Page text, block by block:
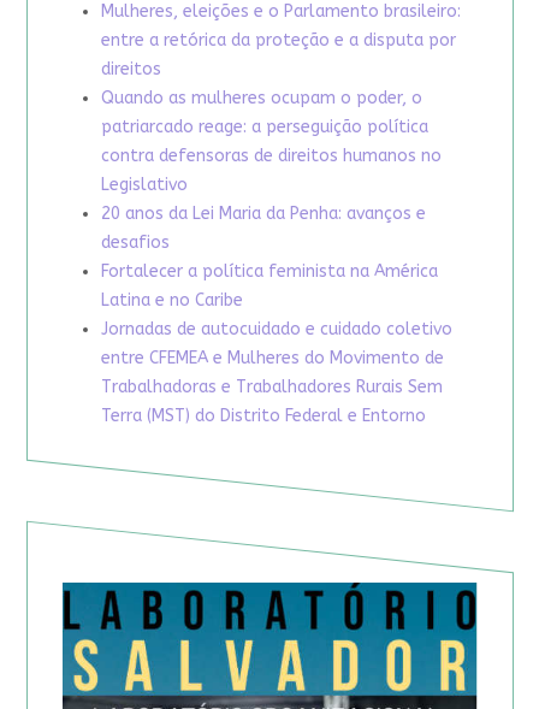
Mulheres, eleições e o Parlamento brasileiro:
entre a retórica da proteção e a disputa por
direitos
Quando as mulheres ocupam o poder, o
patriarcado reage: a perseguição política
contra defensoras de direitos humanos no
Legislativo
20 anos da Lei Maria da Penha: avanços e
desafios
Fortalecer a política feminista na América
Latina e no Caribe
Jornadas de autocuidado e cuidado coletivo
entre CFEMEA e Mulheres do Movimento de
Trabalhadoras e Trabalhadores Rurais Sem
Terra (MST) do Distrito Federal e Entorno